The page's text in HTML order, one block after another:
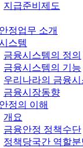
지급준비제도
정업무 소개
스템
금융시스템의 정의
금융시스템의 기능
우리나라의 금융시
금융시장동향
정의 이해
개요
금융안정 정책수단
정책당국간 역할분